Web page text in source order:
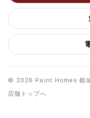
© 2026 Paint Homes 都
店舗トップへ